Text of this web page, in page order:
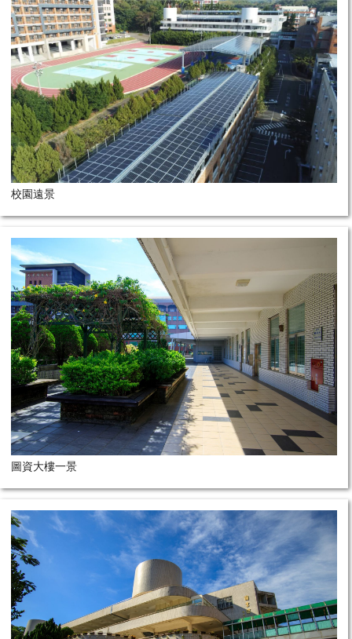
校園遠景
圖資大樓一景